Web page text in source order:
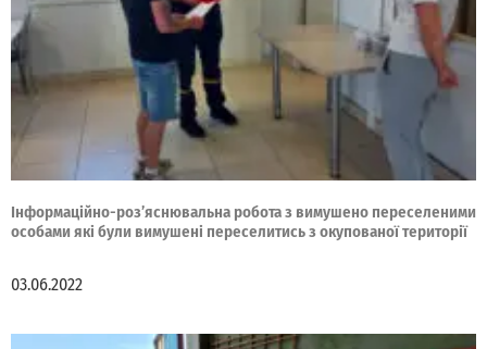
Інформаційно-роз’яснювальна робота з вимушено переселеними
особами які були вимушені переселитись з окупованої території
03.06.2022